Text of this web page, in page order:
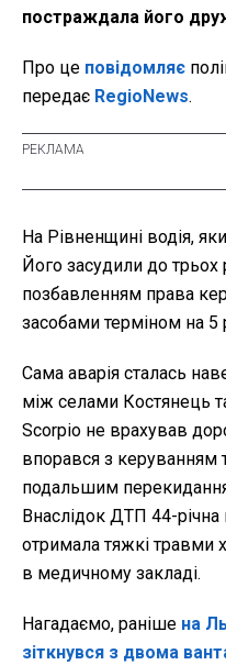
постраждала його
Про це повідомляє
передає RegioNews.
На Рівненщині водія,
Його засудили до трьох
позбавленням права
засобами терміном на 5
Сама аварія сталась
між селами Костянець
Scorpio не врахував
впорався з керуванням
подальшим
Внаслідок ДТП 44-
отримала тяжкі травми
в медичному закладі.
Нагадаємо, раніше на
зіткнувся з двома